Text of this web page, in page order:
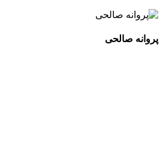
پروانه صالحی